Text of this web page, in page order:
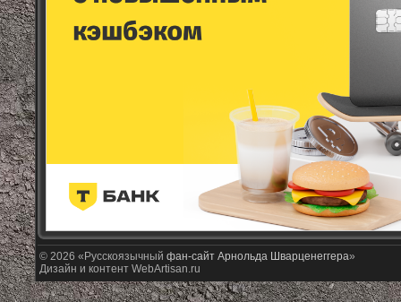
© 2026 «Русскоязычный фан-сайт Арнольда Шварценеггера»
Дизайн и контент WebArtisan.ru